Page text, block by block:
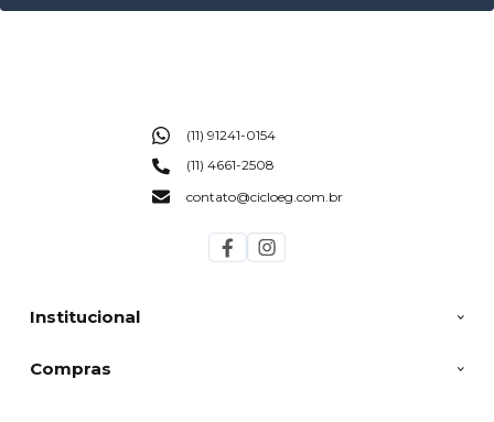
Institucional
Compras
(11) 91241-0154
(11) 4661-2508
contato@cicloeg.com.br